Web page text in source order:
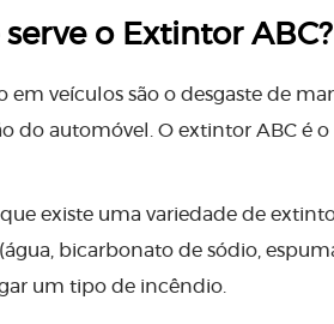
o Extintor ABC?
veículos são o desgaste de
do automóvel. O extintor ABC é
existe uma variedade de
bicarbonato de sódio,
um tipo de incêndio.